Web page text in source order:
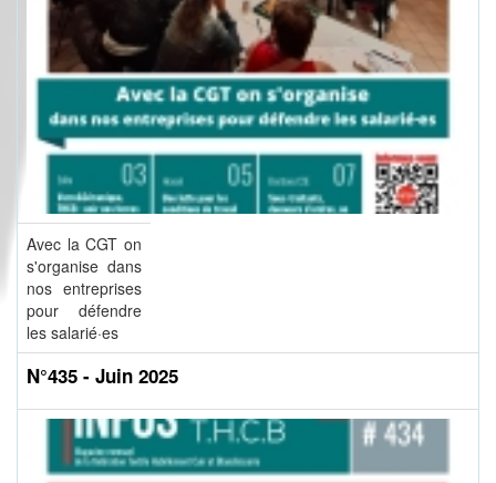
Avec la CGT on
s'organise dans
nos entreprises
pour défendre
les salarié·es
N°435 - Juin 2025